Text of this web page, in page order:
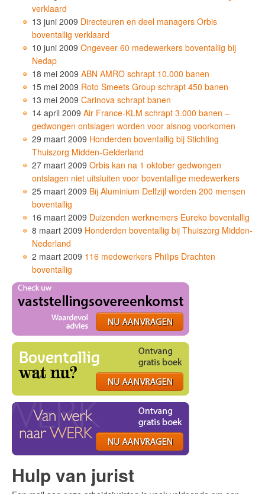
verklaard
13 juni 2009 Directeuren en deel managers Orbis
boventallig verklaard
10 juni 2009 Ongeveer 60 medewerkers boventallig bij
Nedap
18 mei 2009 ABN AMRO schrapt 10.000 banen
15 mei 2009 Roto Smeets Group schrapt 450 banen
13 mei 2009 Carinova schrapt banen
14 april 2009 Air France-KLM schrapt 3.000 banen –
gedwongen ontslagen worden voor alsnog voorkomen
29 maart 2009 Honderden boventallig bij Stichting
Thuiszorg Midden-Gelderland
27 maart 2009 Orbis kan na 1 oktober gedwongen
ontslagen niet uitsluiten voor boventallige medewerkers
25 maart 2009 Bij Aluminium Delfzijl worden 200 mensen
boventallig
16 maart 2009 Duizenden werknemers Eureko boventallig
8 maart 2009 Honderden boventallig bij Thuiszorg Midden-
Nederland
2 maart 2009 116 medewerkers Philips Drachten
boventallig
Hulp van jurist